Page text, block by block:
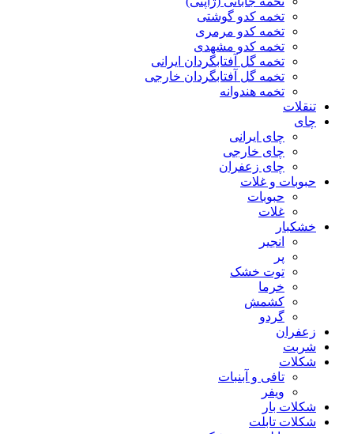
تخمه کدو گوشتی
تخمه کدو مرمری
تخمه کدو مشهدی
تخمه گل آفتابگردان ایرانی
تخمه گل آفتابگردان خارجی
تخمه هندوانه
تنقلات
چای
چای ایرانی
چای خارجی
چای زعفران
حبوبات و غلات
حبوبات
غلات
خشکبار
انجیر
پر
توت خشک
خرما
کشمش
گردو
زعفران
شربت
شکلات
تافی و آبنبات
ویفر
شکلات بار
شکلات تابلت